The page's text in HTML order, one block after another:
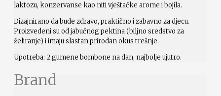
laktozu, konzervanse kao niti vještačke arome i bojila.
Dizajnirano da bude zdravo, praktično i zabavno za djecu.
Proizvedeni su od jabučnog pektina (biljno sredstvo za
želiranje) i imaju slastan prirodan okus trešnje.
Upotreba: 2 gumene bombone na dan, najbolje ujutro.
Brand